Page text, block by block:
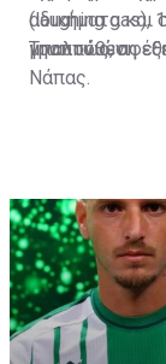
(laughing gas),
μπαλονιών.
αδικήματα και
γραπτώς,
Την υπόθεση
Νάπας.